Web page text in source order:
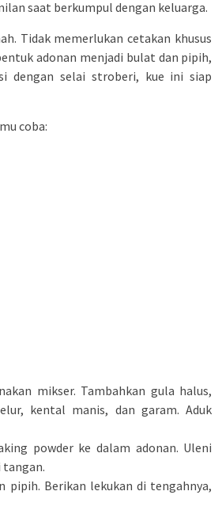
saat berkumpul dengan keluarga.
Tidak memerlukan cetakan khusus
adonan menjadi bulat dan pipih,
dengan selai stroberi, kue ini siap
coba:
mikser. Tambahkan gula halus,
kental manis, dan garam. Aduk
powder ke dalam adonan. Uleni
tangan.
Berikan lekukan di tengahnya,